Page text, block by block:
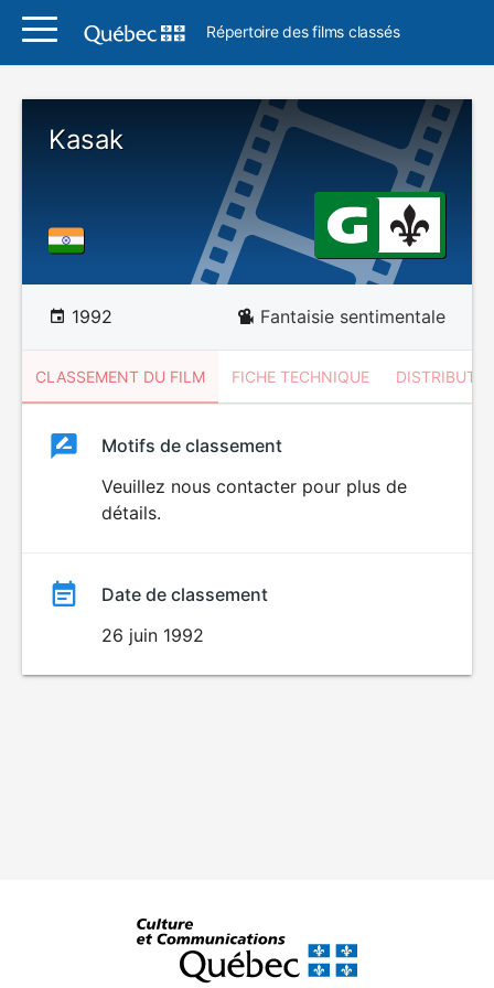
Répertoire des films classés
Kasak
1992 Fantaisie sentimentale
CLASSEMENT DU FILM FICHE TECHNIQUE
ClassementClassement
Motifs de classement
Veuillez nous contacter pour plus de
détails.
Date de classement
26 juin 1992